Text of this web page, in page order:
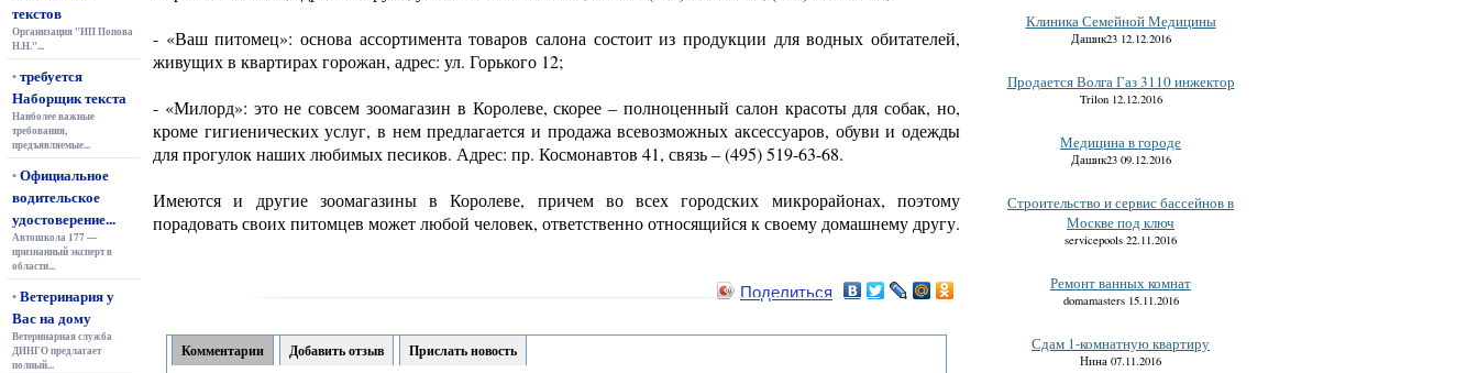
текстов
Организация "ИП Попова
Н.Н."...
•требуется
Наборщик текста
Наиболее важные
требования,
предъявляемые...
•Официальное
водительское
удостоверение...
Автошкола 177 —
признанный эксперт в
области...
•Ветеринария у
Вас на дому
Ветеринарная служба
ДИНГО предлагает
полный...
- «Ваш питомец»: основа ассортимента товаров салона состоит из продукции для водных обитателей,
живущих в квартирах горожан, адрес: ул. Горького 12;
- «Милорд»: это не совсем зоомагазин в Королеве, скорее – полноценный салон красоты для собак, но,
кроме гигиенических услуг, в нем предлагается и продажа всевозможных аксессуаров, обуви и одежды
для прогулок наших любимых песиков. Адрес: пр. Космонавтов 41, связь – (495) 519-63-68.
Имеются и другие зоомагазины в Королеве, причем во всех городских микрорайонах, поэтому
порадовать своих питомцев может любой человек, ответственно относящийся к своему домашнему другу.
Поделиться
Комментарии Добавить отзыв Прислать новость
Клиника Семейной Медицины
Дашик23 12.12.2016
Продается Волга Газ 3110 инжектор
Trilon 12.12.2016
Медицина в городе
Дашик23 09.12.2016
Строительство и сервис бассейнов в
Москве под ключ
servicepools 22.11.2016
Ремонт ванных комнат
domamasters 15.11.2016
Сдам 1-комнатную квартиру
Нина 07.11.2016